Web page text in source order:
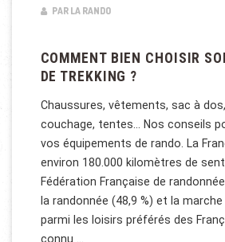
PAR LA RANDO
COMMENT BIEN CHOISIR
DE TREKKING ?
Chaussures, vêtements, sac à
couchage, tentes… Nos conseils
vos équipements de rando. La
environ 180.000 kilomètres de
Fédération Française de
la randonnée (48,9 %) et la
parmi les loisirs préférés des
connu …